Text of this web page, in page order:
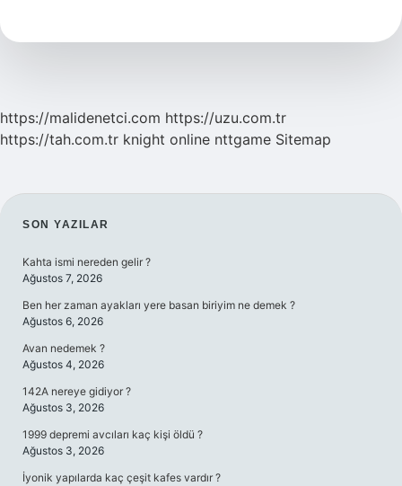
Mı
https://malidenetci.com https://uzu.com.tr
https://tah.com.tr knight online nttgame Sitemap
SIDEBAR
SON YAZILAR
Kahta ismi nereden gelir ?
Ağustos 7, 2026
Ben her zaman ayakları yere basan biriyim ne demek ?
Ağustos 6, 2026
Avan nedemek ?
Ağustos 4, 2026
142A nereye gidiyor ?
Ağustos 3, 2026
1999 depremi avcıları kaç kişi öldü ?
Ağustos 3, 2026
İyonik yapılarda kaç çeşit kafes vardır ?